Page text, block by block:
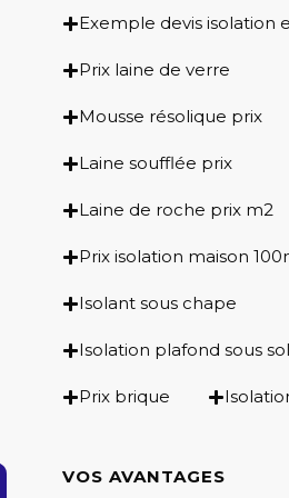
Exemple devis isolation
Prix laine de verre
Mousse résolique prix
Laine soufflée prix
Laine de roche prix m2
Prix isolation maison
Isolant sous chape
Isolation plafond sous
Prix brique
VOS AVANTAGES